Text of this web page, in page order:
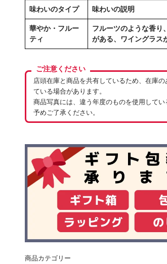
味わいのタイプ 味わいの説明
華やか・フルー
ティ
フルーツのような香り
がある、ワイングラス
ご注意ください
店頭在庫と商品を共有しているため、在庫
ている場合があります。
商品写真には、違う年度のものを使用してい
予めご了承ください。
商品カテゴリー